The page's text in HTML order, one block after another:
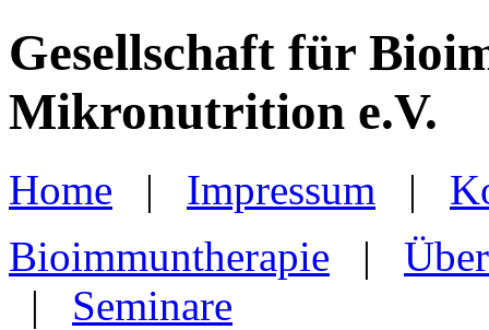
Gesellschaft für
Mikronutrition e.V.
Home | Impressum |
Bioimmuntherapie |
| Seminare